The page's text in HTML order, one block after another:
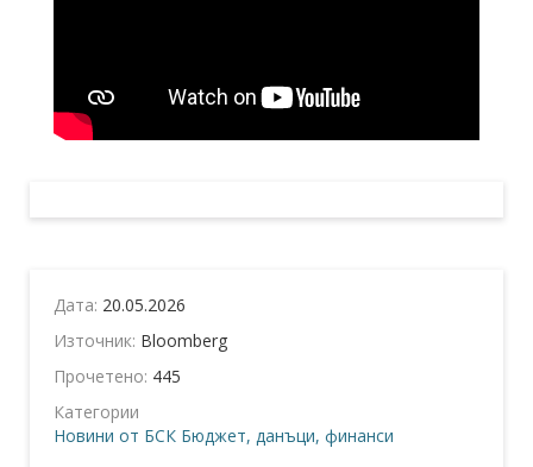
Дата: 20.05.2026
Източник: Bloomberg
Прочетено: 445
Категории
Новини от БСК Бюджет, данъци, финанси